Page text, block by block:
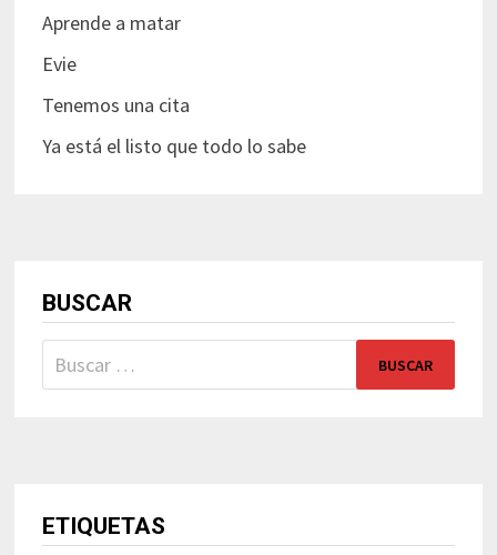
Aprende a matar
Evie
Tenemos una cita
Ya está el listo que todo lo sabe
BUSCAR
Buscar:
ETIQUETAS